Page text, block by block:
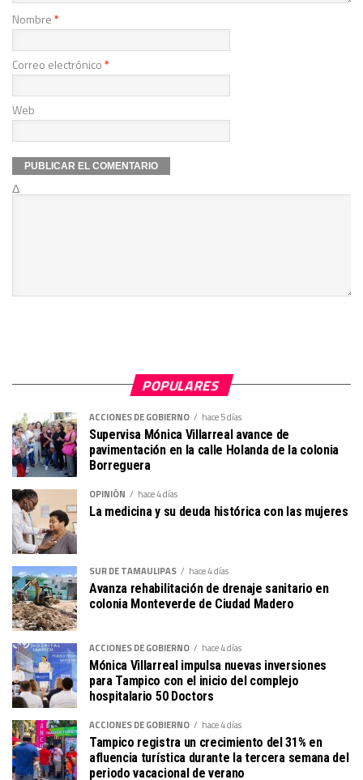
Nombre*
Correo electrónico*
Web
Δ
POPULARES
ACCIONES DE GOBIERNO hace 5 días
Supervisa Mónica Villarreal avance de
pavimentación en la calle Holanda de la colonia
Borreguera
OPINIÓN hace 4 días
La medicina y su deuda histórica con las mujeres
SUR DE TAMAULIPAS hace 4 días
Avanza rehabilitación de drenaje sanitario en
colonia Monteverde de Ciudad Madero
ACCIONES DE GOBIERNO hace 4 días
Mónica Villarreal impulsa nuevas inversiones
para Tampico con el inicio del complejo
hospitalario 50 Doctors
ACCIONES DE GOBIERNO hace 4 días
Tampico registra un crecimiento del 31% en
afluencia turística durante la tercera semana del
periodo vacacional de verano